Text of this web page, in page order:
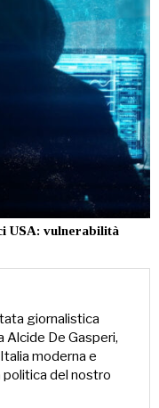
USA: vulnerabilità
giornalistica
Alcide De Gasperi,
moderna e
politica del nostro